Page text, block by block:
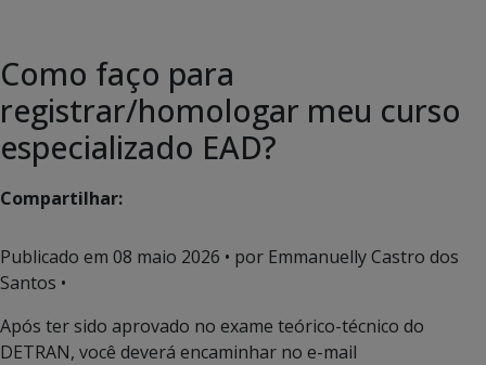
Como faço para
registrar/homologar meu curso
especializado EAD?
Compartilhar:
Publicado em 08 maio 2026 • por Emmanuelly Castro dos
Santos •
Após ter sido aprovado no exame teórico-técnico do
DETRAN, você deverá encaminhar no e-mail